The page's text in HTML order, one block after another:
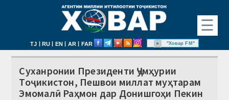
☰
TJ | RU | EN | AR | FAR "Ховар FM"
Суханронии Президенти Ҷумҳурии
Тоҷикистон, Пешвои миллат муҳтарам
Эмомалӣ Раҳмон дар Донишгоҳи Пекин